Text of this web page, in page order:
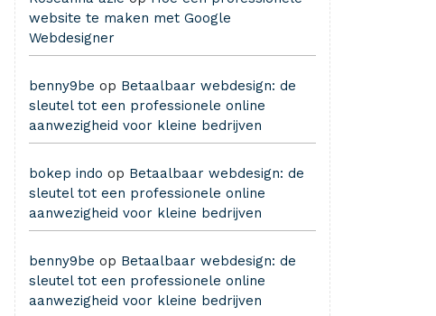
website te maken met Google
Webdesigner
benny9be op Betaalbaar webdesign: de
sleutel tot een professionele online
aanwezigheid voor kleine bedrijven
bokep indo op Betaalbaar webdesign: de
sleutel tot een professionele online
aanwezigheid voor kleine bedrijven
benny9be op Betaalbaar webdesign: de
sleutel tot een professionele online
aanwezigheid voor kleine bedrijven